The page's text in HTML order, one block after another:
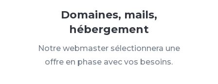
Domaines, mails,
hébergement
Notre webmaster sélectionnera une
offre en phase avec vos besoins.